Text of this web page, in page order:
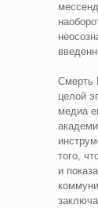
Смерть
целой
медиа
того,
и